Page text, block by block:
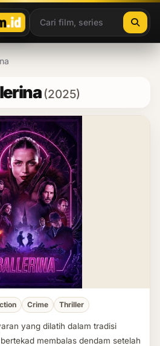
(2025)
Crime Thriller
yang dilatih dalam tradisi
membalas dendam setelah